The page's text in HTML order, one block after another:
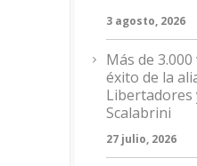
3 agosto, 2026
Más de
éxito de la
Libertadores
Scalabrini
27 julio, 2026